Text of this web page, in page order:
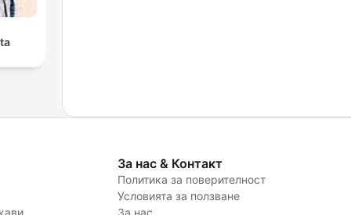
За нас & Контакт
Политика за поверителност
Условията за ползване
За нас